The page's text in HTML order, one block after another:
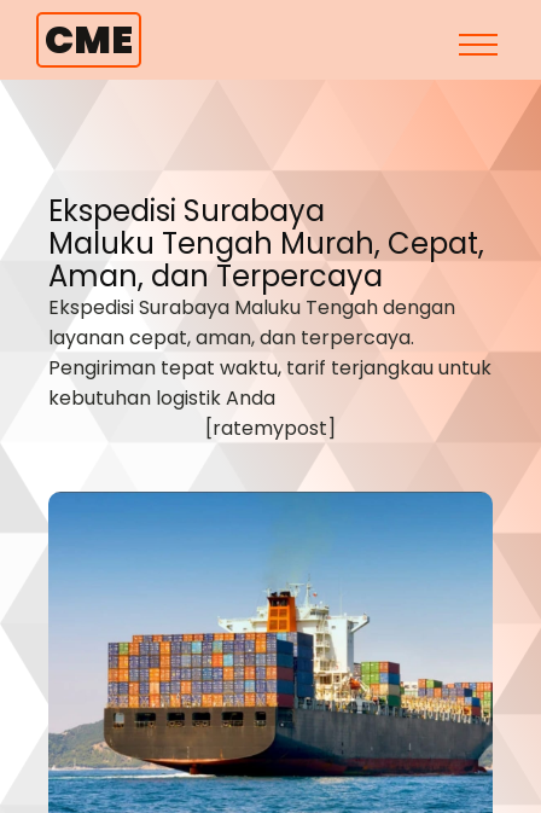
CME
Ekspedisi Surabaya
Maluku Tengah Murah, Cepat,
Aman, dan Terpercaya
Ekspedisi Surabaya Maluku Tengahdengan
layanan cepat, aman, dan terpercaya.
Pengiriman tepat waktu, tarif terjangkau untuk
kebutuhan logistik Anda
[ratemypost]